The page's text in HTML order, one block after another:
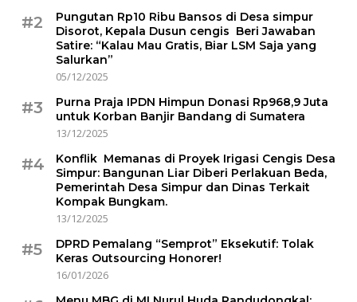
#2
Pungutan Rp10 Ribu Bansos di Desa simpur
Disorot, Kepala Dusun cengis Beri Jawaban
Satire: “Kalau Mau Gratis, Biar LSM Saja yang
Salurkan”
05/12/2025
#3
Purna Praja IPDN Himpun Donasi Rp968,9 Juta
untuk Korban Banjir Bandang di Sumatera
13/12/2025
#4
Konflik Memanas di Proyek Irigasi Cengis Desa
Simpur: Bangunan Liar Diberi Perlakuan Beda,
Pemerintah Desa Simpur dan Dinas Terkait
Kompak Bungkam.
13/12/2025
#5
DPRD Pemalang “Semprot” Eksekutif: Tolak
Keras Outsourcing Honorer!
16/01/2026